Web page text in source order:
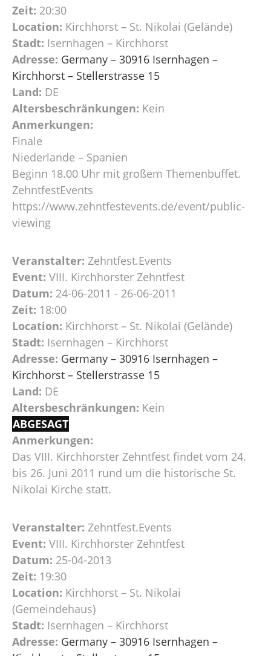
Zeit: 20:30
Location: Kirchhorst – St. Nikolai (Gelände)
Stadt: Isernhagen – Kirchhorst
Adresse: Germany – 30916 Isernhagen –
Kirchhorst – Stellerstrasse 15
Land: DE
Altersbeschränkungen: Kein
Anmerkungen:
Finale
Niederlande – Spanien
Beginn 18.00 Uhr mit großem Themenbuffet.
ZehntfestEvents
https://www.zehntfestevents.de/event/public-
viewing
Veranstalter: Zehntfest.Events
Event: VIII. Kirchhorster Zehntfest
Datum: 24-06-2011 - 26-06-2011
Zeit: 18:00
Location: Kirchhorst – St. Nikolai (Gelände)
Stadt: Isernhagen – Kirchhorst
Adresse: Germany – 30916 Isernhagen –
Kirchhorst – Stellerstrasse 15
Land: DE
Altersbeschränkungen: Kein
ABGESAGT
Anmerkungen:
Das VIII. Kirchhorster Zehntfest findet vom 24.
bis 26. Juni 2011 rund um die historische St.
Nikolai Kirche statt.
Veranstalter: Zehntfest.Events
Event: VIII. Kirchhorster Zehntfest
Datum: 25-04-2013
Zeit: 19:30
Location: Kirchhorst – St. Nikolai
(Gemeindehaus)
Stadt: Isernhagen – Kirchhorst
Adresse: Germany – 30916 Isernhagen –